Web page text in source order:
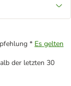
* Es gelten
der letzten 30